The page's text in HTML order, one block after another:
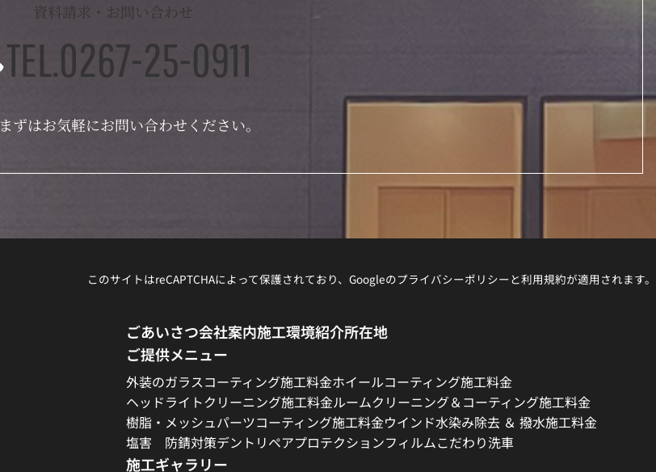
資料請求・お問い合わせ
TEL.0267-25-0911
まずはお気軽にお問い合わせください。
このサイトはreCAPTCHAによって保護されており、Googleのプライバシーポリシーと利用規約が適用されます。
ごあいさつ会社案内施工環境紹介所在地
ご提供メニュー
外装のガラスコーティング施工料金ホイールコーティング施工料金
ヘッドライトクリーニング施工料金ルームクリーニング＆コーティング施工料金
樹脂・メッシュパーツコーティング施工料金ウインド水染み除去 ＆ 撥水施工料金
塩害 防錆対策デントリペアプロテクションフィルムこだわり洗車
施工ギャラリー